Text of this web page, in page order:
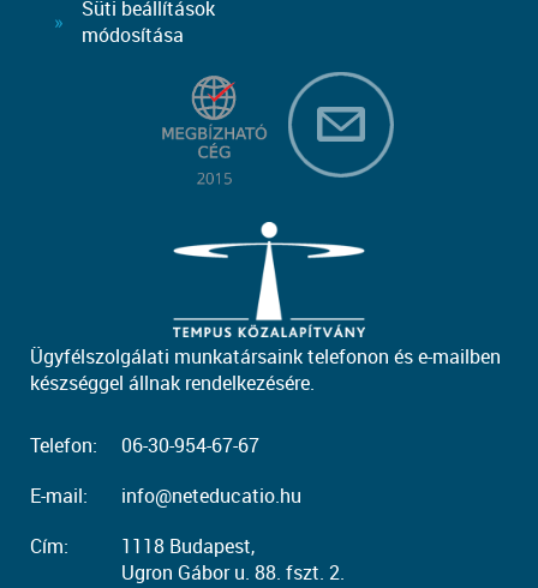
Süti beállítások
módosítása
Ügyfélszolgálati munkatársaink telefonon és e-mailben
készséggel állnak rendelkezésére.
Telefon:
06-30-954-67-67
E-mail:
info@neteducatio.hu
Cím:
1118 Budapest,
Ugron Gábor u. 88. fszt. 2.